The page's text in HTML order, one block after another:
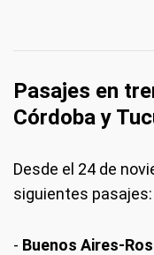
Pasajes en
Córdoba y
Desde el 24 de
siguientes pasajes:
- Buenos Aires-